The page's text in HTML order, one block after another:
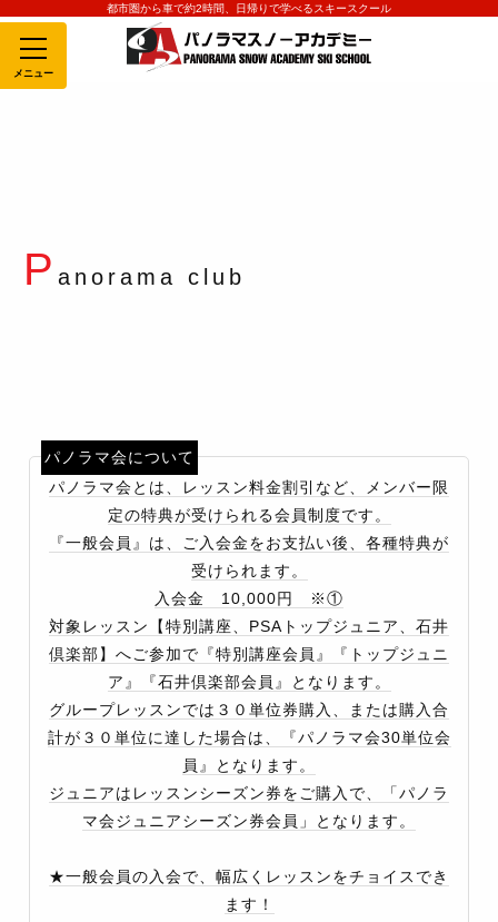
都市圏から車で約2時間、日帰りで学べるスキースクール
MENU
P anorama club
パノラマ会について
パノラマ会とは、レッスン料金割引など、メンバー限
定の特典が受けられる会員制度です。
『一般会員』は、ご入会金をお支払い後、各種特典が
受けられます。
入会金 10,000円 ※①
対象レッスン【特別講座、PSAトップジュニア、石井
倶楽部】へご参加で『特別講座会員』『トップジュニ
ア』『石井倶楽部会員』となります。
グループレッスンでは３０単位券購入、または購入合
計が３０単位に達した場合は、『パノラマ会30単位会
員』となります。
ジュニアはレッスンシーズン券をご購入で、「パノラ
マ会ジュニアシーズン券会員」となります。
★一般会員の入会で、幅広くレッスンをチョイスでき
ます！